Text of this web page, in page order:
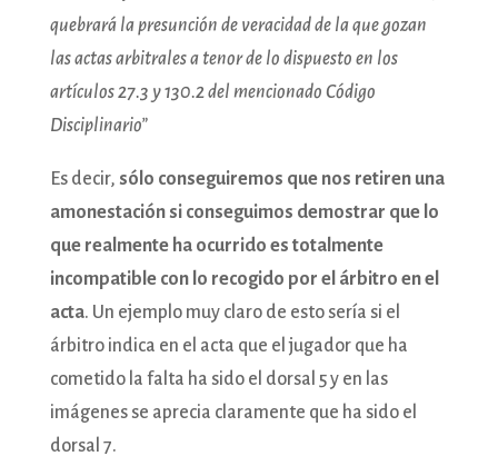
quebrará la presunción de veracidad de la que gozan
las actas arbitrales a tenor de lo dispuesto en los
artículos 27.3 y 130.2 del mencionado Código
Disciplinario”
Es decir, sólo conseguiremos que nos retiren una
amonestación si conseguimos demostrar que lo
que realmente ha ocurrido es totalmente
incompatible con lo recogido por el árbitro en el
acta. Un ejemplo muy claro de esto sería si el
árbitro indica en el acta que el jugador que ha
cometido la falta ha sido el dorsal 5 y en las
imágenes se aprecia claramente que ha sido el
dorsal 7.